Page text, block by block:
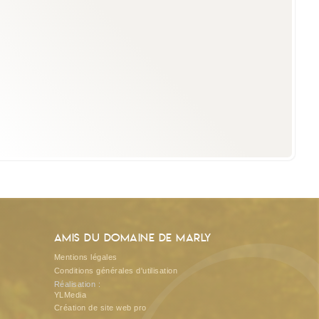
Amis du Domaine de Marly
Mentions légales
Conditions générales d'utilisation
Réalisation :
YLMedia
Création de site web pro